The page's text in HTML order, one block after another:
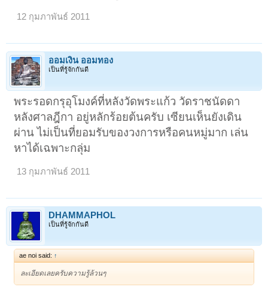
12 กุมภาพันธ์ 2011
ออมเงิน ออมทอง
เป็นที่รู้จักกันดี
พระรอดกรุอุโมงค์ที่หลังวัดพระแก้ว วัดราชนัดดา
หลังศาลฎีกา อยู่หลักร้อยต้นครับ เซียนเห็นยังเดิน
ผ่าน ไม่เป็นที่ยอมรับของวงการหรือคนหมู่มาก เล่น
หาได้เฉพาะกลุ่ม
13 กุมภาพันธ์ 2011
DHAMMAPHOL
เป็นที่รู้จักกันดี
ae noi said: ↑
ละเอียดเลยครับความรู้ล้วนๆ